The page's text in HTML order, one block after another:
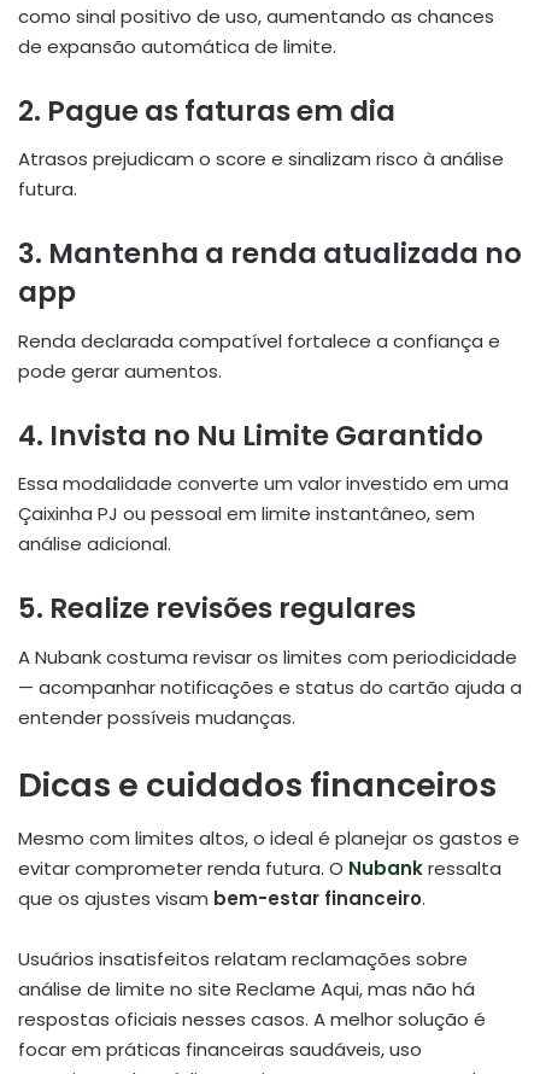
como sinal positivo de uso, aumentando as chances
de expansão automática de limite.
2. Pague as faturas em dia
Atrasos prejudicam o score e sinalizam risco à análise
futura.
3. Mantenha a renda atualizada no
app
Renda declarada compatível fortalece a confiança e
pode gerar aumentos.
4. Invista no Nu Limite Garantido
Essa modalidade converte um valor investido em uma
Çaixinha PJ ou pessoal em limite instantâneo, sem
análise adicional.
5. Realize revisões regulares
A Nubank costuma revisar os limites com periodicidade
— acompanhar notificações e status do cartão ajuda a
entender possíveis mudanças.
Dicas e cuidados financeiros
Mesmo com limites altos, o ideal é planejar os gastos e
evitar comprometer renda futura. O Nubankressalta
que os ajustes visam bem-estar financeiro.
Usuários insatisfeitos relatam reclamações sobre
análise de limite no site Reclame Aqui, mas não há
respostas oficiais nesses casos. A melhor solução é
focar em práticas financeiras saudáveis, uso